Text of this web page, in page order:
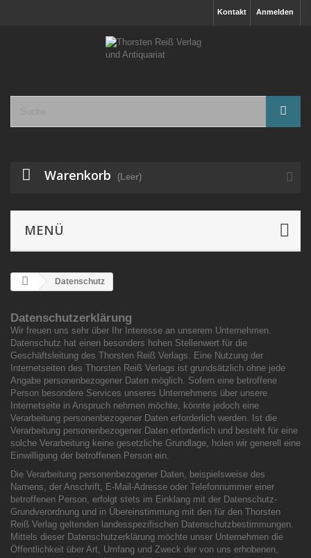
Anmelden
Kontakt
Warenkorb (Leer)
MENÜ
Datenschutz
Datenschutzerklärung
Wir freuen uns sehr über Ihr Interesse an unserem Unternehmen.
Datenschutz hat einen besonders hohen Stellenwert für die
Geschäftsleitung des Thorsten Reiß Verlags. Eine Nutzung der
Internetseiten des Thorsten Reiß Verlags ist grundsätzlich ohne jede
Angabe personenbezogener Daten möglich. Sofern eine betroffene
Person besondere Services unseres Unternehmens über unsere
Internetseite in Anspruch nehmen möchte, könnte jedoch eine
Verarbeitung personenbezogener Daten erforderlich werden. Ist die
Verarbeitung personenbezogener Daten erforderlich und besteht für eine
solche Verarbeitung keine gesetzliche Grundlage, holen wir generell eine
Einwilligung der betroffenen Person ein.
Die Verarbeitung personenbezogener Daten, beispielsweise des
Namens, der Anschrift, E-Mail-Adresse oder Telefonnummer einer
betroffenen Person, erfolgt stets im Einklang mit der Datenschutz-
Grundverordnung und in Übereinstimmung mit den für den Thorsten
Reiß Verlag geltenden landesspezifischen Datenschutzbestimmungen.
Mittels dieser Datenschutzerklärung möchte unser Unternehmen die
Öffentlichkeit über Art, Umfang und Zweck der von uns erhobenen,